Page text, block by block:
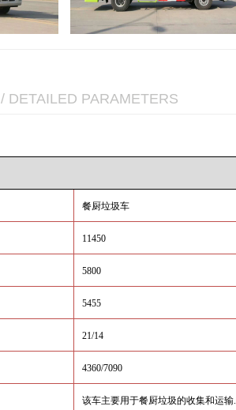
/ DETAILED PARAMETERS
餐厨垃圾车
11450
5800
5455
21/14
4360/7090
该车主要用于餐厨垃圾的收集和运输.